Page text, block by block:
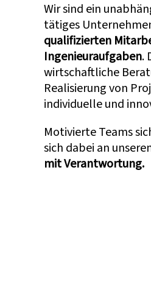
Wir sind ein
tätiges
qualifizierten
Ingenieuraufgaben.
wirtschaftliche
Realisierung von
individuelle und
Motivierte Teams
sich dabei an
mit Verantwortung.